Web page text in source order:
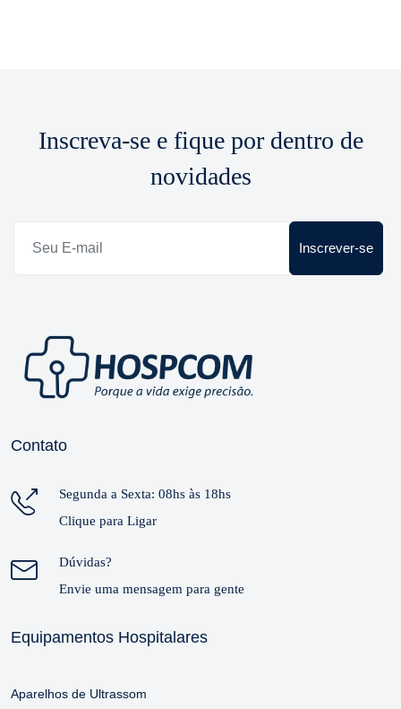
Inscreva-se e fique por dentro de
novidades
Inscrever-se
Contato
Segunda a Sexta: 08hs às 18hs
Clique para Ligar
Dúvidas?
Envie uma mensagem para gente
Equipamentos Hospitalares
Aparelhos de Ultrassom